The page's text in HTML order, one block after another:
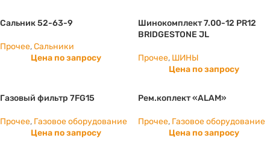
Сальник 52-63-9
Прочее,Сальники
Цена по запросу
Шинокомплект 7.00-12 PR12
BRIDGESTONE JL
Прочее, ШИНЫ
Цена по запросу
Газовый фильтр 7FG15
Прочее, Газовое оборудование
Цена по запросу
Рем.коплект «ALAM»
Прочее, Газовое оборудование
Цена по запросу